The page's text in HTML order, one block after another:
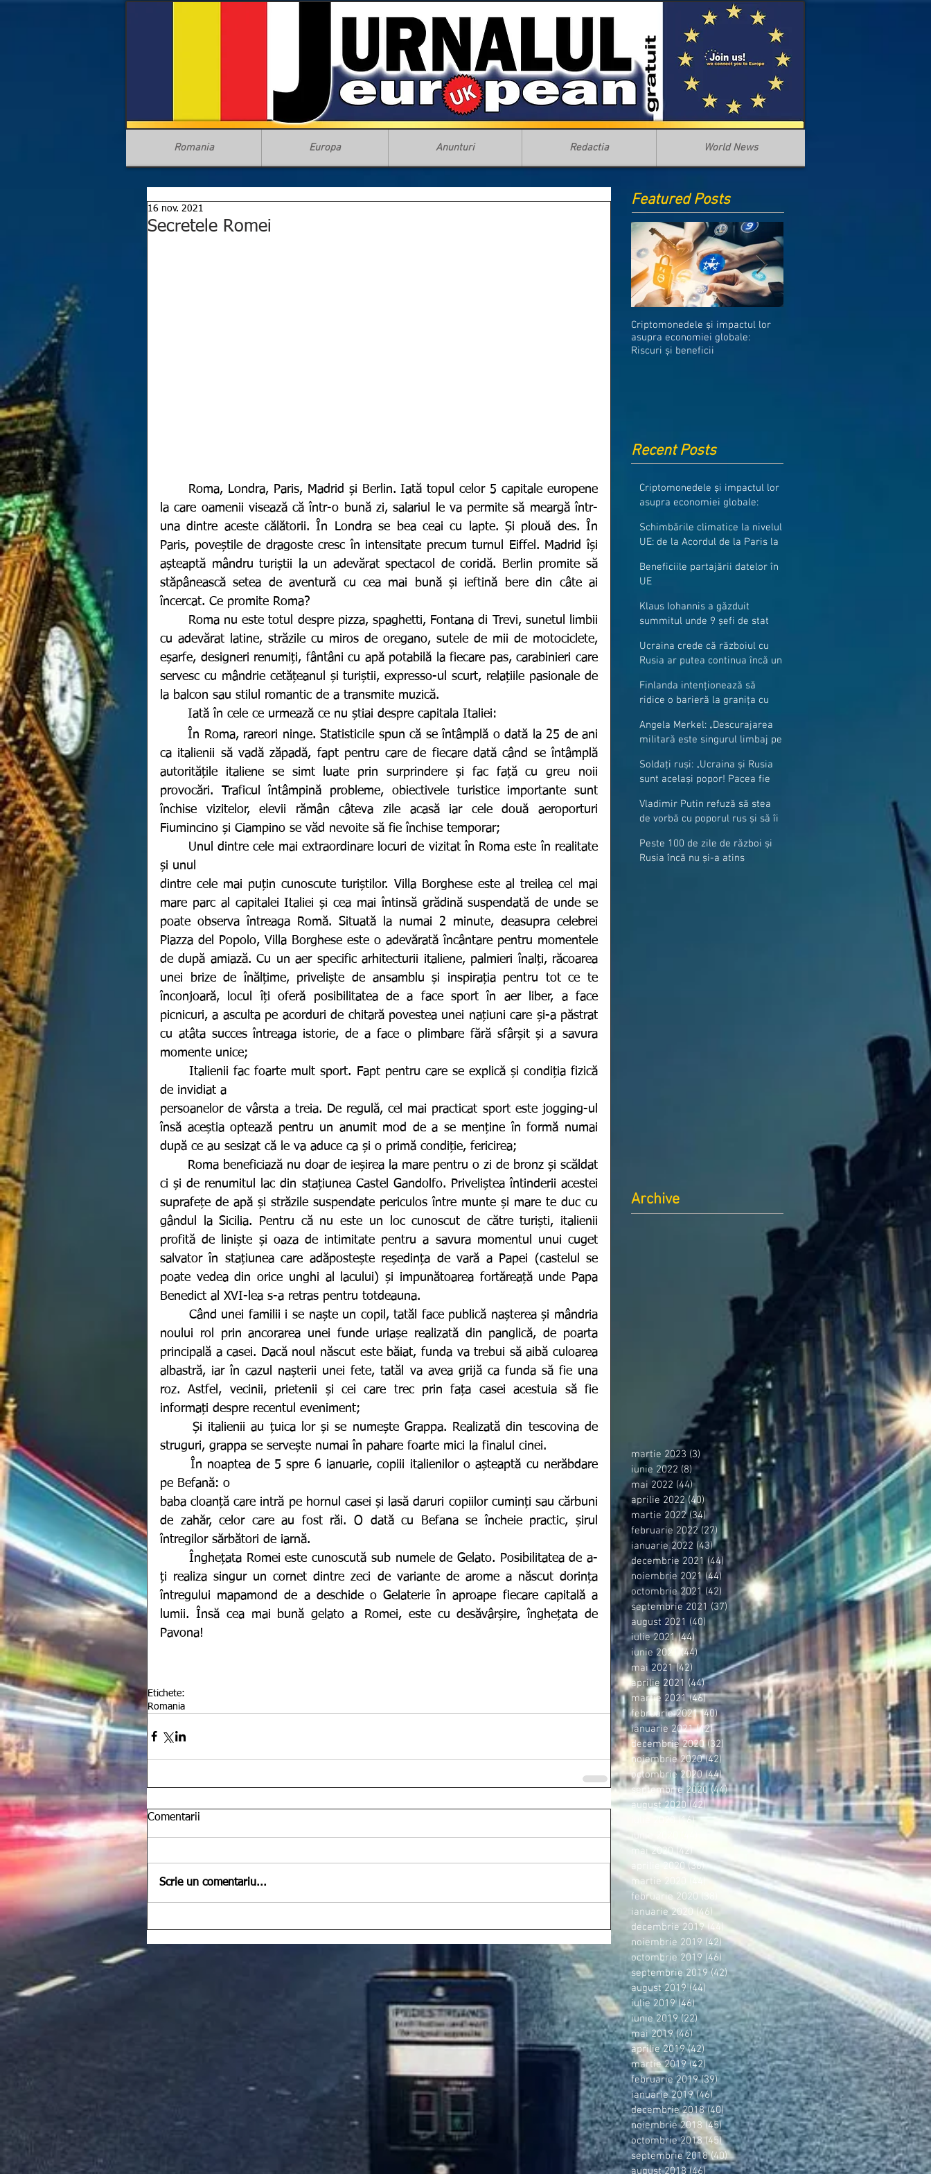
Romania Europa Anunturi Redactia World News
Secretele Romei
16 nov. 2021
la care oamenii visează că într-o bună zi, salariul le va permite să meargă într-
una dintre aceste călătorii. În Londra se bea ceai cu lapte. Și plouă des. În
Paris, poveștile de dragoste cresc în intensitate precum turnul Eiffel. Madrid își
așteaptă mândru turiștii la un adevărat spectacol de coridă. Berlin promite să
stăpânească setea de aventură cu cea mai bună și ieftină bere din câte ai
încercat. Ce promite Roma?
cu adevărat latine, străzile cu miros de oregano, sutele de mii de motociclete,
eșarfe, designeri renumiți, fântâni cu apă potabilă la fiecare pas, carabinieri care
servesc cu mândrie cetățeanul și turiștii, expresso-ul scurt, relațiile pasionale de
la balcon sau stilul romantic de a transmite muzică.
  	Iată în cele ce urmează ce nu știai despre capitala Italiei:
ca italienii să vadă zăpadă, fapt pentru care de fiecare dată când se întâmplă
autoritățile italiene se simt luate prin surprindere și fac față cu greu noii
provocări. Traficul întâmpină probleme, obiectivele turistice importante sunt
închise vizitelor, elevii rămân câteva zile acasă iar cele două aeroporturi
Fiumincino și Ciampino se văd nevoite să fie închise temporar;
și unul
dintre cele mai puțin cunoscute turiștilor. Villa Borghese este al treilea cel mai
mare parc al capitalei Italiei și cea mai întinsă grădină suspendată de unde se
poate observa întreaga Romă. Situată la numai 2 minute, deasupra celebrei
Piazza del Popolo, Villa Borghese este o adevărată încântare pentru momentele
de după amiază. Cu un aer specific arhitecturii italiene, palmieri înalți, răcoarea
unei brize de înălțime, priveliște de ansamblu și inspirația pentru tot ce te
înconjoară, locul îți oferă posibilitatea de a face sport în aer liber, a face
picnicuri, a asculta pe acorduri de chitară povestea unei națiuni care și-a păstrat
cu atâta succes întreaga istorie, de a face o plimbare fără sfârșit și a savura
momente unice;
de invidiat a
persoanelor de vârsta a treia. De regulă, cel mai practicat sport este jogging-ul
însă aceștia optează pentru un anumit mod de a se menține în formă numai
după ce au sesizat că le va aduce ca și o primă condiție, fericirea;
ci și de renumitul lac din stațiunea Castel Gandolfo. Priveliștea întinderii acestei
suprafețe de apă și străzile suspendate periculos între munte și mare te duc cu
gândul la Sicilia. Pentru că nu este un loc cunoscut de către turiști, italienii
profită de liniște și oaza de intimitate pentru a savura momentul unui cuget
salvator în stațiunea care adăpostește reședința de vară a Papei (castelul se
poate vedea din orice unghi al lacului) și impunătoarea fortăreață unde Papa
Benedict al XVI-lea s-a retras pentru totdeauna.
noului rol prin ancorarea unei funde uriașe realizată din panglică, de poarta
principală a casei. Dacă noul născut este băiat, funda va trebui să aibă culoarea
albastră, iar în cazul nașterii unei fete, tatăl va avea grijă ca funda să fie una
roz. Astfel, vecinii, prietenii și cei care trec prin fața casei acestuia să fie
informați despre recentul eveniment;
struguri, grappa se servește numai în pahare foarte mici la finalul cinei.
pe Befană: o
baba cloanță care intră pe hornul casei și lasă daruri copiilor cuminți sau cărbuni
de zahăr, celor care au fost răi. O dată cu Befana se încheie practic, șirul
întregilor sărbători de iarnă.
ți realiza singur un cornet dintre zeci de variante de arome a născut dorința
întregului mapamond de a deschide o Gelaterie în aproape fiecare capitală a
lumii. Însă cea mai bună gelato a Romei, este cu desăvârșire, înghețata de
Pavona!
Etichete:
Romania
Comentarii
Scrie un comentariu...
Featured Posts
Criptomonedele și impactul lor
asupra economiei globale:
Riscuri și beneficii
Recent Posts
Criptomonedele și impactul lor
asupra economiei globale:
Schimbările climatice la nivelul
UE: de la Acordul de la Paris la
Beneficiile partajării datelor în
UE
Klaus Iohannis a găzduit
summitul unde 9 șefi de stat
granițe
Ucraina crede că războiul cu
Rusia ar putea continua încă un
Finlanda intenționează să
ridice o barieră la granița cu
Angela Merkel: „Descurajarea
militară este singurul limbaj pe
Soldați ruși: „Ucraina și Rusia
sunt același popor! Pacea fie
Vladimir Putin refuză să stea
de vorbă cu poporul rus și să îi
Peste 100 de zile de război și
Rusia încă nu și-a atins
Archive
martie 2023 (3) 3 postări
iunie 2022 (8) 8 postări
mai 2022 (44)44 postări
aprilie 2022 (40)40 postări
martie 2022 (34)34 postări
februarie 2022 (27) 27 postări
ianuarie 2022 (43)43 postări
decembrie 2021 (44) 44 postări
noiembrie 2021 (44) 44 postări
octombrie 2021 (42) 42 postări
septembrie 2021 (37) 37 postări
august 2021 (40) 40 postări
iulie 2021 (44)44 postări
iunie 2021
(44)44 postări
mai 2021 (42) 42 postări
aprilie 2021 (44)44 postări
martie 2021 (46)46 postări
februarie 2021 (40)40 postări
ianuarie 2021 (42)42 postări
decembrie 2020 (32) 32 postări
noiembrie 2020 (42) 42 postări
octombrie 2020 (44)44 postări
septembrie 2020 (44)44 postări
august 2020 (42)42 postări
(16)16 postări
44 postări
mai 2020 (42)42 postări
aprilie 2020 (36)36 postări
martie 2020
(44)44 postări
februarie 2020 (38)
38 postări
ianuarie 2020 (46) 46 postări
decembrie 2019 (44)44 postări
noiembrie 2019 (42)42 postări
octombrie 2019 (46) 46 postări
septembrie 2019 (42)42 postări
august 2019 (44) 44 postări
iulie 2019 (46)46 postări
iunie 2019 (22)22 postări
mai 2019 (46)46 postări
aprilie 2019 (42)42 postări
martie 2019 (42)42 postări
februarie 2019 (39)39 postări
ianuarie 2019 (46)46 postări
decembrie 2018 (40)40 postări
noiembrie 2018 (45)45 postări
octombrie 2018 (45)45 postări
septembrie 2018 (40)40 postări
august 2018 (46)46 postări